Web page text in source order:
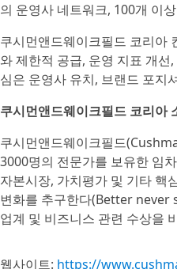
의 운영사 네트워크, 100개 이
쿠시먼앤드웨이크필드 코리아
와 제한적 공급, 운영 지표 개선
심은 운영사 유치, 브랜드 포지
쿠시먼앤드웨이크필드 코리아
쿠시먼앤드웨이크필드
3000명의 전문가를 보유한 임
자본시장, 가치평가 및 기타 핵
변화를 추구한다(Better never
업계 및 비즈니스 관련 수상을
웹사이트: https://